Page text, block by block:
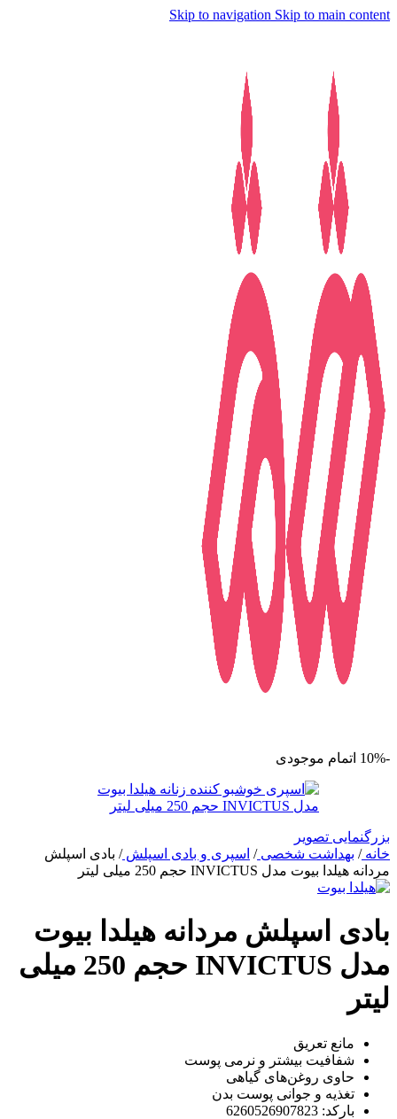
Skip to navigation Skip to main content
-10% اتمام موجودی
بزرگنمایی تصویر
خانه/ بهداشت شخصی/ اسپری و بادی اسپلش/ بادی اسپلش
مردانه هیلدا بیوت مدل INVICTUS حجم 250 میلی لیتر
بادی اسپلش مردانه هیلدا بیوت
مدل INVICTUS حجم 250 میلی
لیتر
مانع تعریق
شفافیت بیشتر و نرمی پوست
حاوی روغن‌های گیاهی
تغذیه و جوانی پوست بدن
بارکد: 6260526907823